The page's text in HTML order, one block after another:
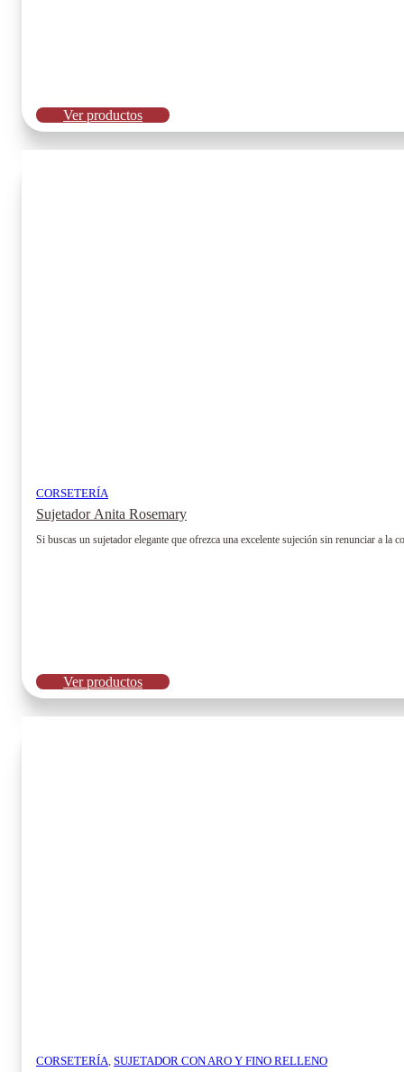
Ver productos
CORSETERÍA
Sujetador Anita Rosemary
Si buscas un sujetador elegante que ofrezca una excelente sujeción sin renunciar a
Ver productos
CORSETERÍA SUJETADOR CON ARO Y FINO RELLENO